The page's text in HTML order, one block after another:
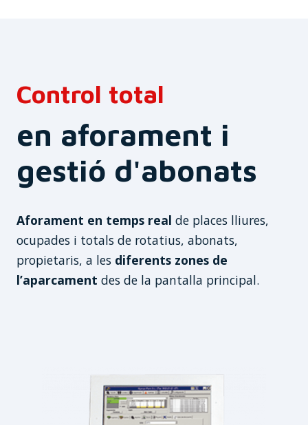
Control total
en aforament i
gestió d'abonats
Aforament en temps real de places lliures,
ocupades i totals de rotatius, abonats,
propietaris, a les diferents zones de
l’aparcament des de la pantalla principal.